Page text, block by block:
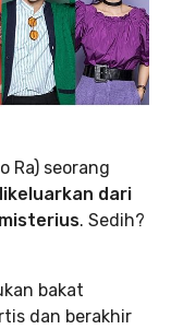
Ra) seorang
dari
. Sedih?
bakat
dan berakhir